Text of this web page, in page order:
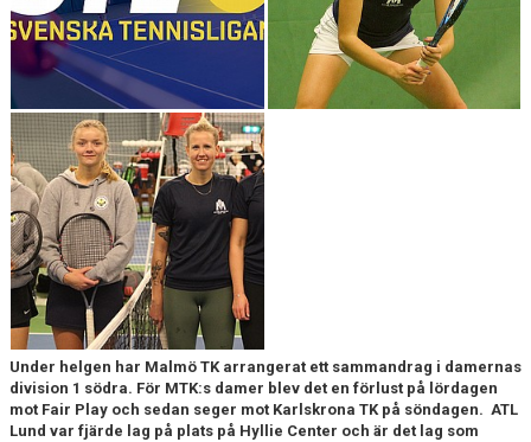
NYHETSARKIV
Under helgen har Malmö TK arrangerat ett sammandrag i damernas
division 1 södra. För MTK:s damer blev det en förlust på lördagen
mot Fair Play och sedan seger mot Karlskrona TK på söndagen. ATL
Lund var fjärde lag på plats på Hyllie Center och är det lag som